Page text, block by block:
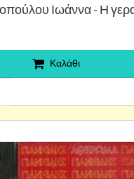
Ιωάννα - Η
Καλάθι